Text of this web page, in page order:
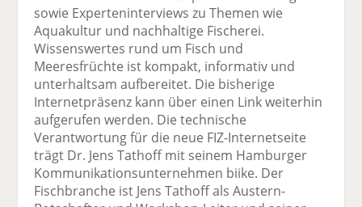
sowie Experteninterviews zu Themen wie
Aquakultur und nachhaltige Fischerei.
Wissenswertes rund um Fisch und
Meeresfrüchte ist kompakt, informativ und
unterhaltsam aufbereitet. Die bisherige
Internetpräsenz kann über einen Link weiterhin
aufgerufen werden. Die technische
Verantwortung für die neue FIZ-Internetseite
trägt Dr. Jens Tathoff mit seinem Hamburger
Kommunikationsunternehmen biike. Der
Fischbranche ist Jens Tathoff als Austern-